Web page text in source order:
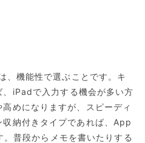
機能性で選ぶことです。キ
iPadで入力する機会が多い方
めになりますが、スピーディ
納付きタイプであれば、App
普段からメモを書いたりする